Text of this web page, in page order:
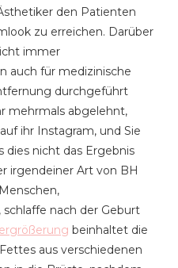
den Patienten
zu erreichen. Darüber
immer
auch für medizinische
durchgeführt
mehrmals abgelehnt,
ihr Instagram, und Sie
dies nicht das Ergebnis
irgendeiner Art von BH
nach der Geburt
beinhaltet die
aus verschiedenen